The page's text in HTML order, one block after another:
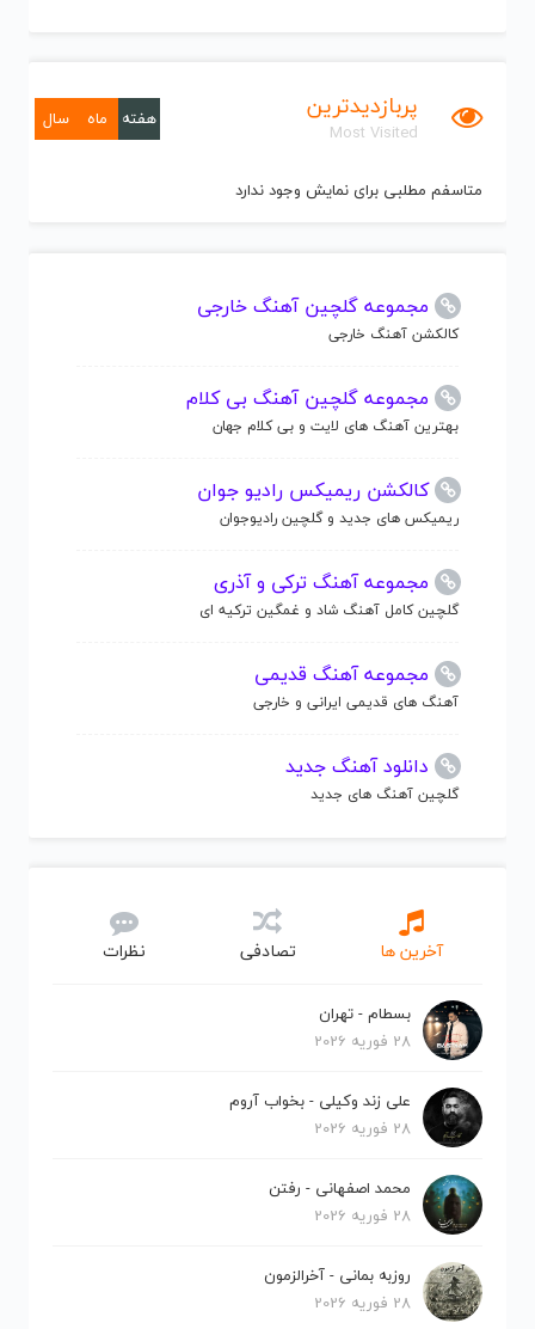
پربازدیدترین
Most Visited
هفته ماه سال
متاسفم مطلبی برای نمایش وجود ندارد
مجموعه گلچین آهنگ خارجی
کالکشن آهنگ خارجی
مجموعه گلچین آهنگ بی کلام
بهترین آهنگ های لایت و بی کلام جهان
کالکشن ریمیکس رادیو جوان
ریمیکس های جدید و گلچین رادیوجوان
مجموعه آهنگ ترکی و آذری
گلچین کامل آهنگ شاد و غمگین ترکیه ای
مجموعه آهنگ قدیمی
آهنگ های قدیمی ایرانی و خارجی
دانلود آهنگ جدید
گلچین آهنگ های جدید
آخرین ها تصادفی نظرات
بسطام - تهران
28 فوریه 2026
علی زند وکیلی - بخواب آروم
28 فوریه 2026
محمد اصفهانی - رفتن
28 فوریه 2026
روزبه بمانی - آخرالزمون
28 فوریه 2026